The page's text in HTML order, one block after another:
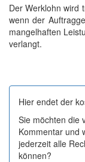
Der Werklohn wird
wenn der
mangelhaften
verlangt.
Hier endet der
Sie möchten die
Kommentar und
jederzeit alle
können?